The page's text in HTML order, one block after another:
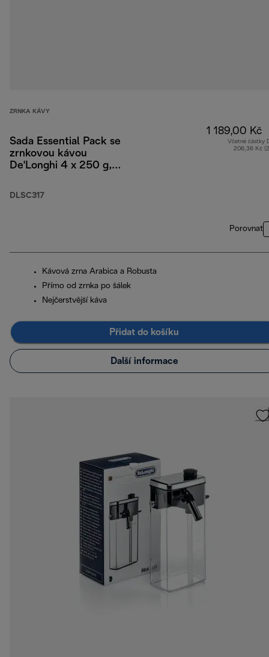
ZRNKA KÁVY
Sada Essential Pack se
zrnkovou kávou
De'Longhi 4 x 250 g,
Cappuccino a vodním
DLSC317
1 189,00 Kč
Včetně částky
206,36 Kč
Porovnat
Kávová zrna Arabica a Robusta
Přímo od zrnka po šálek
Nejčerstvější káva
Přidat do košíku
Další informace